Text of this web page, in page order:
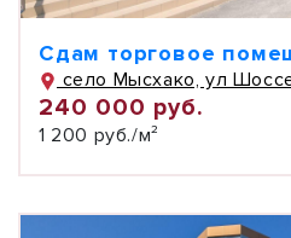
Сдам торговое
село Мысхако, ул
240 000 руб.
1 200 руб./м²